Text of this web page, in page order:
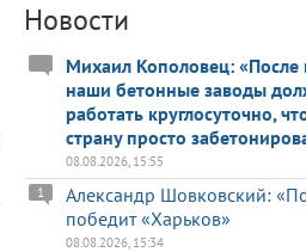
Новости
Михаил Кополовец:
наши бетонные заводы
работать круглосуточно,
страну просто
08.08.2026, 15:55
Александр Шовковский:
победит «Харьков»
1
08.08.2026, 15:34